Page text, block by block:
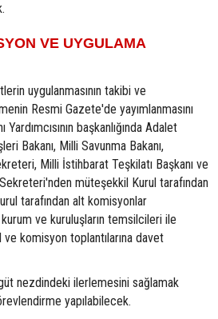
VE UYGULAMA
uygulanmasının takibi ve
Resmi Gazete'de yayımlanmasını
başkanlığında Adalet
Bakanı, Milli Savunma Bakanı,
Milli İstihbarat Teşkilatı Başkanı ve
müteşekkil Kurul tarafından
tarafından alt komisyonlar
ve kuruluşların temsilcileri ile
komisyon toplantılarına davet
nezdindeki ilerlemesini sağlamak
yapılabilecek.